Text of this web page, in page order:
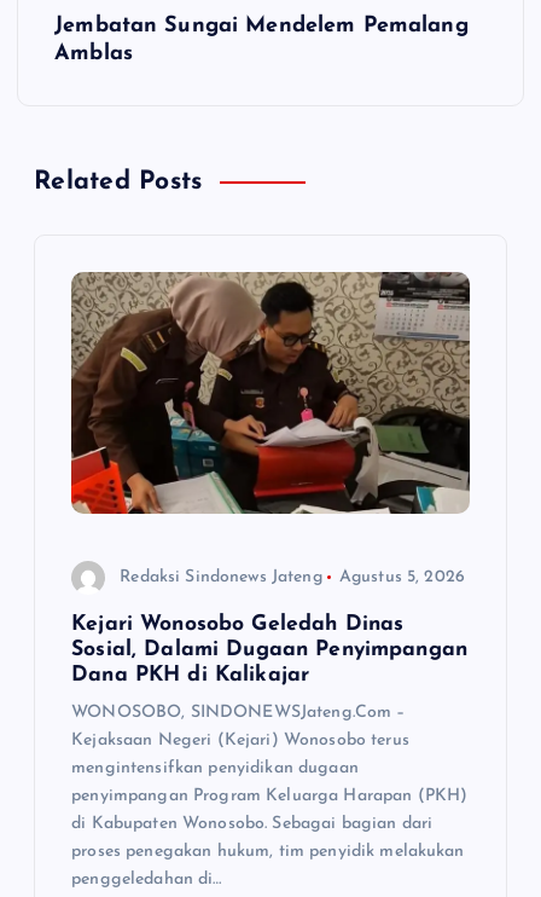
s
Jembatan Sungai Mendelem Pemalang
Amblas
Related Posts
Redaksi Sindonews Jateng Agustus 5, 2026
Kejari Wonosobo Geledah Dinas
Sosial, Dalami Dugaan Penyimpangan
Dana PKH di Kalikajar
WONOSOBO, SINDONEWSJateng.Com –
Kejaksaan Negeri (Kejari) Wonosobo terus
mengintensifkan penyidikan dugaan
penyimpangan Program Keluarga Harapan (PKH)
di Kabupaten Wonosobo. Sebagai bagian dari
proses penegakan hukum, tim penyidik melakukan
penggeledahan di…